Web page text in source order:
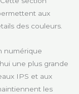
aux
des couleurs.
numérique
une plus grande
IPS et aux
les